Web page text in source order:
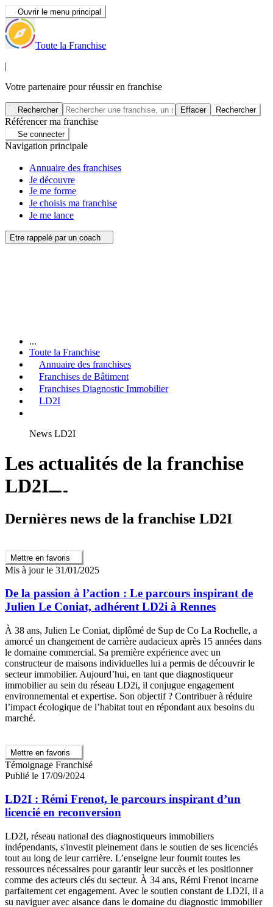
Ouvrir le menu principal
Toute la Franchise
|
Votre partenaire pour réussir en franchise
Rechercher Effacer Rechercher
Référencer ma franchise
Se connecter
Navigation principale
Annuaire des franchises
Je découvre
Je me forme
Je choisis ma franchise
Je me lance
Etre rappelé par un coach
...
Toute la Franchise
Annuaire des franchises
Franchises de Bâtiment
Franchises Diagnostic Immobilier
LD2I
News LD2I
Les actualités de la franchise
LD2I
Dernières news de la franchise LD2I
Mettre en favoris
Mis à jour le 31/01/2025
De la passion à l’action : Le parcours inspirant de
Julien Le Coniat, adhérent LD2i à Rennes
À 38 ans, Julien Le Coniat, diplômé de Sup de Co La Rochelle, a
amorcé un changement de carrière audacieux après 15 années dans
le domaine commercial. Sa première expérience avec un
constructeur de maisons individuelles lui a permis de découvrir le
secteur immobilier. Aujourd’hui, en tant que diagnostiqueur
immobilier au sein du réseau LD2i, il conjugue engagement
environnemental et expertise. Son objectif ? Contribuer à réduire
l’impact écologique de l’habitat tout en répondant aux besoins du
marché.
Mettre en favoris
Témoignage Franchisé
Publié le 17/09/2024
LD2I : Rémi Frenot, le parcours inspirant d’un
licencié en reconversion
LD2I, réseau national des diagnostiqueurs immobiliers
indépendants, s'investit pleinement dans le soutien de ses licenciés
tout au long de leur carrière. L’enseigne leur fournit toutes les
ressources nécessaires pour garantir leur succès et les positionner
comme des acteurs clés du secteur. À 34 ans, Rémi Frenot incarne
parfaitement cet engagement. Avec le soutien constant de LD2I, il a
su naviguer avec aisance dans le domaine du diagnostic immobilier